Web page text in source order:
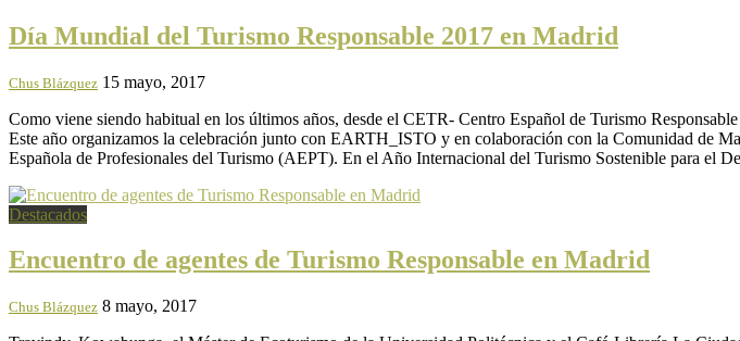
Día Mundial del Turismo Responsable 2017 en Madrid
Chus Blázquez 15 mayo, 2017
Como viene siendo habitual en los últimos años, desde el CETR- Centro Español de Turismo
Este año organizamos la celebración junto con EARTH_ISTO y en colaboración con la Comunidad de
Española de Profesionales del Turismo (AEPT). En el Año Internacional del Turismo Sostenible para el
Destacados
Encuentro de agentes de Turismo Responsable en Madrid
Chus Blázquez 8 mayo, 2017